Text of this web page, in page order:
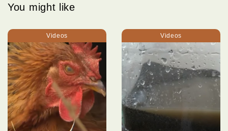
You might like
Videos Videos